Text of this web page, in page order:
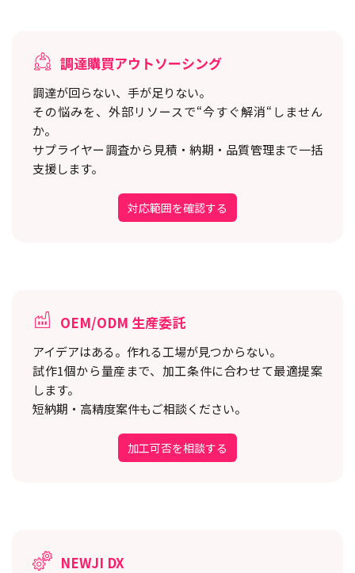
調達購買アウトソーシング
調達が回らない、手が足りない。
その悩みを、外部リソースで“今すぐ解消“しません
か。
サプライヤー調査から見積・納期・品質管理まで一括
支援します。
対応範囲を確認する
OEM/ODM 生産委託
アイデアはある。作れる工場が見つからない。
試作1個から量産まで、加工条件に合わせて最適提案
します。
短納期・高精度案件もご相談ください。
加工可否を相談する
NEWJI DX